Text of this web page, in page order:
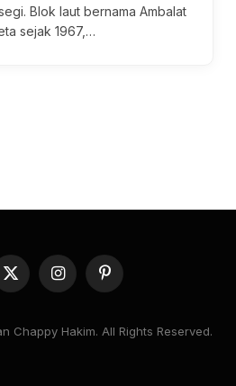
Blok laut bernama Ambalat
sejak 1967,…
X
(Twitter)
InstagramPinterest
Chappy Hakim. All Rights Reserved.